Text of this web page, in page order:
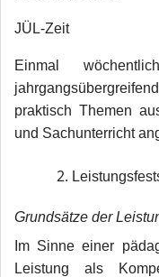
JÜL-Zeit
Einmal
praktisch Themen
und Sachunterricht
Grundsätze der
Im Sinne einer
Leistung als